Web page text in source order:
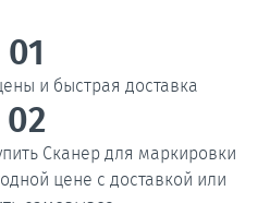
01
и быстрая доставка
02
Сканер для маркировки
цене с доставкой или